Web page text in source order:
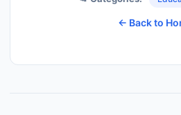
← Back to